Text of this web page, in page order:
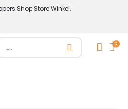
Shop Store Winkel.
0